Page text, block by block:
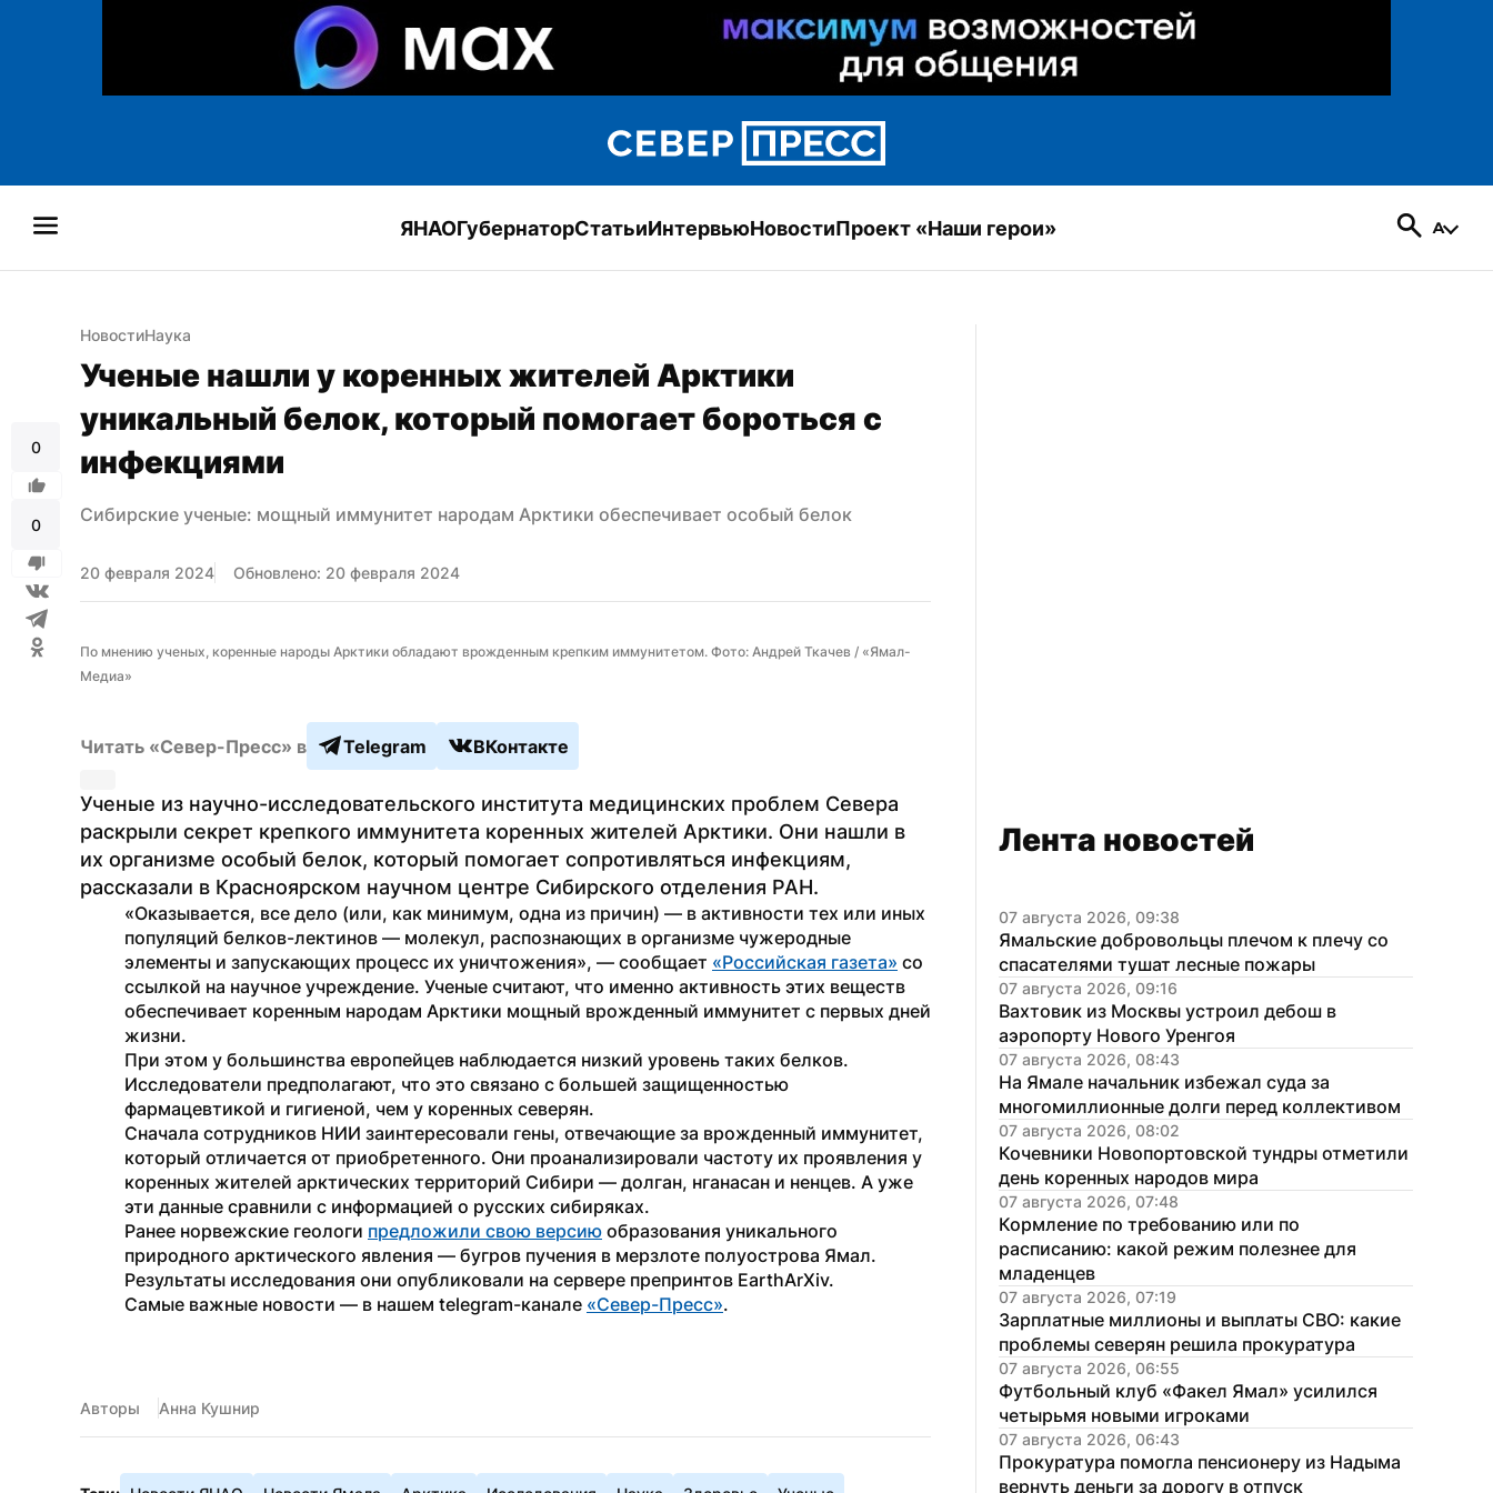
ЯНАОГубернаторСтатьиИнтервьюНовостиПроект «Наши герои»
0
0
НовостиНаука
Ученые нашли у коренных жителей Арктики
уникальный белок, который помогает бороться с
инфекциями
Сибирские ученые: мощный иммунитет народам Арктики обеспечивает особый белок
20 февраля 2024 Обновлено: 20 февраля 2024
По мнению ученых, коренные народы Арктики обладают врожденным крепким иммунитетом. Фото: Андрей Ткачев / «Ямал-
Медиа»
Читать «Север-Пресс» в Telegram ВКонтакте
Ученые из научно-исследовательского института медицинских проблем Севера
раскрыли секрет крепкого иммунитета коренных жителей Арктики. Они нашли в
их организме особый белок, который помогает сопротивляться инфекциям,
рассказали в Красноярском научном центре Сибирского отделения РАН.
«Оказывается, все дело (или, как минимум, одна из причин) — в активности тех или иных
популяций белков-лектинов — молекул, распознающих в организме чужеродные
элементы и запускающих процесс их уничтожения», — сообщает «Российская газета» со
ссылкой на научное учреждение. Ученые считают, что именно активность этих веществ
обеспечивает коренным народам Арктики мощный врожденный иммунитет с первых дней
жизни.
При этом у большинства европейцев наблюдается низкий уровень таких белков.
Исследователи предполагают, что это связано с большей защищенностью
фармацевтикой и гигиеной, чем у коренных северян.
Сначала сотрудников НИИ заинтересовали гены, отвечающие за врожденный иммунитет,
который отличается от приобретенного. Они проанализировали частоту их проявления у
коренных жителей арктических территорий Сибири — долган, нганасан и ненцев. А уже
эти данные сравнили с информацией о русских сибиряках.
Ранее норвежские геологи предложили свою версию образования уникального
природного арктического явления — бугров пучения в мерзлоте полуострова Ямал.
Результаты исследования они опубликовали на сервере препринтов EarthArXiv.
Самые важные новости — в нашем telegram-канале «Север-Пресс».
Авторы Анна Кушнир
Лента новостей
07 августа 2026, 09:38
Ямальские добровольцы плечом к плечу со
спасателями тушат лесные пожары
07 августа 2026, 09:16
Вахтовик из Москвы устроил дебош в
аэропорту Нового Уренгоя
07 августа 2026, 08:43
На Ямале начальник избежал суда за
многомиллионные долги перед коллективом
07 августа 2026, 08:02
Кочевники Новопортовской тундры отметили
день коренных народов мира
07 августа 2026, 07:48
Кормление по требованию или по
расписанию: какой режим полезнее для
младенцев
07 августа 2026, 07:19
Зарплатные миллионы и выплаты СВО: какие
проблемы северян решила прокуратура
07 августа 2026, 06:55
Футбольный клуб «Факел Ямал» усилился
четырьмя новыми игроками
07 августа 2026, 06:43
Прокуратура помогла пенсионеру из Надыма
вернуть деньги за дорогу в отпуск